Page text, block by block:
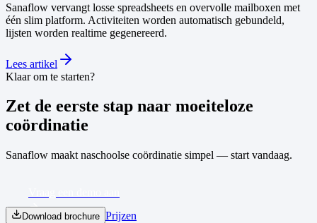
Sanaflow vervangt losse spreadsheets en overvolle mailboxen met
één slim platform. Activiteiten worden automatisch gebundeld,
lijsten worden realtime gegenereerd.
Lees artikel
Klaar om te starten?
Zet de eerste stap naar moeiteloze
coördinatie
Sanaflow maakt naschoolse coördinatie simpel — start vandaag.
Download brochure Prijzen